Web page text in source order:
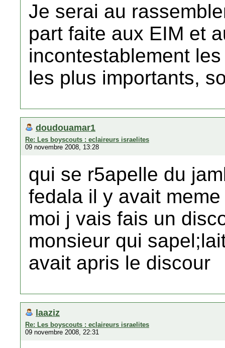
Je serai au
part faite aux EIM et
incontestablement
les plus importants,
doudouamar1
Re: Les boyscouts : eclaireurs israelites
09 novembre 2008, 13:28
qui se r5apelle du
fedala il y avait
moi j vais fais un
monsieur qui
avait apris le discour
laaziz
Re: Les boyscouts : eclaireurs israelites
09 novembre 2008, 22:31